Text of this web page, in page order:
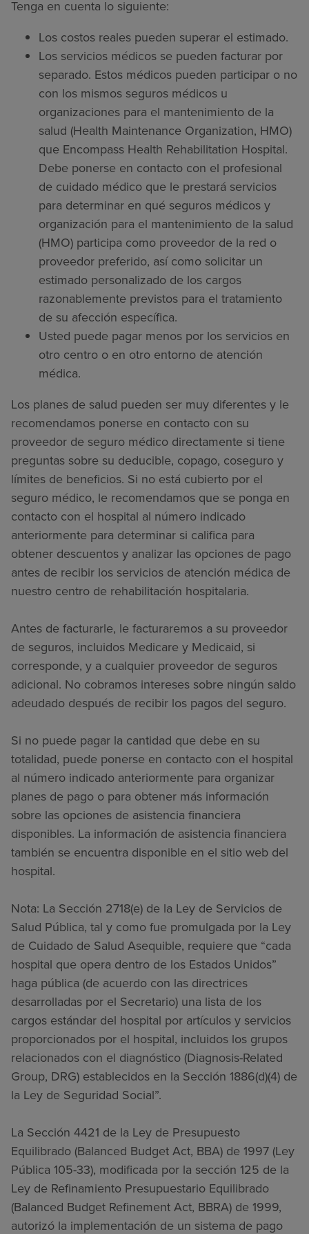
Tenga en cuenta lo siguiente:
Los costos reales pueden superar el estimado.
Los servicios médicos se pueden facturar por
separado. Estos médicos pueden participar o no
con los mismos seguros médicos u
organizaciones para el mantenimiento de la
salud (Health Maintenance Organization, HMO)
que Encompass Health Rehabilitation Hospital.
Debe ponerse en contacto con el profesional
de cuidado médico que le prestará servicios
para determinar en qué seguros médicos y
organización para el mantenimiento de la salud
(HMO) participa como proveedor de la red o
proveedor preferido, así como solicitar un
estimado personalizado de los cargos
razonablemente previstos para el tratamiento
de su afección específica.
Usted puede pagar menos por los servicios en
otro centro o en otro entorno de atención
médica.
Los planes de salud pueden ser muy diferentes y le
recomendamos ponerse en contacto con su
proveedor de seguro médico directamente si tiene
preguntas sobre su deducible, copago, coseguro y
límites de beneficios. Si no está cubierto por el
seguro médico, le recomendamos que se ponga en
contacto con el hospital al número indicado
anteriormente para determinar si califica para
obtener descuentos y analizar las opciones de pago
antes de recibir los servicios de atención médica de
nuestro centro de rehabilitación hospitalaria.
Antes de facturarle, le facturaremos a su proveedor
de seguros, incluidos Medicare y Medicaid, si
corresponde, y a cualquier proveedor de seguros
adicional. No cobramos intereses sobre ningún saldo
adeudado después de recibir los pagos del seguro.
Si no puede pagar la cantidad que debe en su
totalidad, puede ponerse en contacto con el hospital
al número indicado anteriormente para organizar
planes de pago o para obtener más información
sobre las opciones de asistencia financiera
disponibles. La información de asistencia financiera
también se encuentra disponible en el sitio web del
hospital.
Nota: La Sección 2718(e) de la Ley de Servicios de
Salud Pública, tal y como fue promulgada por la Ley
de Cuidado de Salud Asequible, requiere que “cada
hospital que opera dentro de los Estados Unidos”
haga pública (de acuerdo con las directrices
desarrolladas por el Secretario) una lista de los
cargos estándar del hospital por artículos y servicios
proporcionados por el hospital, incluidos los grupos
relacionados con el diagnóstico (Diagnosis-Related
Group, DRG) establecidos en la Sección 1886(d)(4) de
la Ley de Seguridad Social”.
La Sección 4421 de la Ley de Presupuesto
Equilibrado (Balanced Budget Act, BBA) de 1997 (Ley
Pública 105-33), modificada por la sección 125 de la
Ley de Refinamiento Presupuestario Equilibrado
(Balanced Budget Refinement Act, BBRA) de 1999,
autorizó la implementación de un sistema de pago